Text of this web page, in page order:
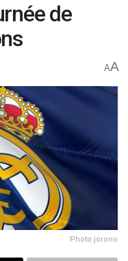
de
AA
Photo jorono